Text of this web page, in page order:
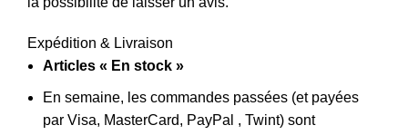
Expédition & Livraison
Articles « En stock »
En semaine, les commandes passées (et payées
par Visa, MasterCard, PayPal , Twint) sont